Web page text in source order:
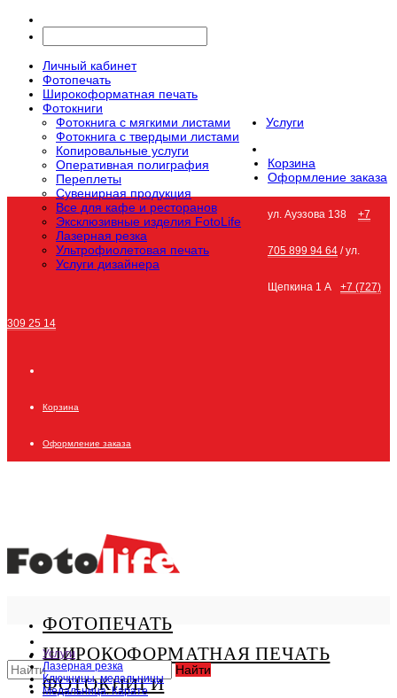
Личный кабинет
Фотопечать
Широкоформатная печать
Фотокниги
Фотокнига с мягкими листами
Фотокнига с твердыми листами
Услуги
Копировальные услуги
Оперативная полиграфия
Переплеты
Сувенирная продукция
Все для кафе и ресторанов
Эксклюзивные изделия FotoLife
Лазерная резка
Ультрофиолетовая печать
Услуги дизайнера
Корзина
Оформление заказа
ул. Ауэзова 138 +7
705 899 94 64 / ул.
Щепкина 1 А +7 (727)
309 25 14
Корзина
Оформление заказа
ФОТОПЕЧАТЬ
ШИРОКОФОРМАТНАЯ ПЕЧАТЬ
ФОТОКНИГИ
Найти
Услуги
Лазерная резка
Ключницы, медальницы
Медальница: Карате